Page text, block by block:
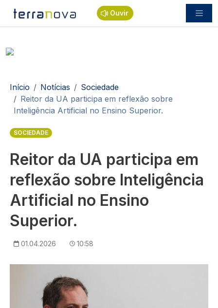
Passar para o conteúdo principal
Ouvir
Navegação estrutural
Início Notícias
Sociedade
Reitor da UA participa em reflexão sobre
Inteligência Artificial no Ensino Superior.
SOCIEDADE
Reitor da UA participa em
reflexão sobre Inteligência
Artificial no Ensino
Superior.
01.04.2026 10:58